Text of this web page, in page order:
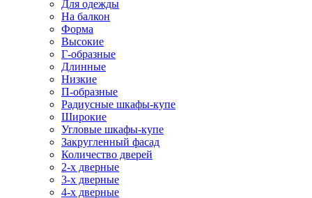
Для одежды
На балкон
Форма
Высокие
Г-образные
Длинные
Низкие
П-образные
Радиусные шкафы-купе
Широкие
Угловые шкафы-купе
Закругленный фасад
Количество дверей
2-х дверные
3-х дверные
4-х дверные